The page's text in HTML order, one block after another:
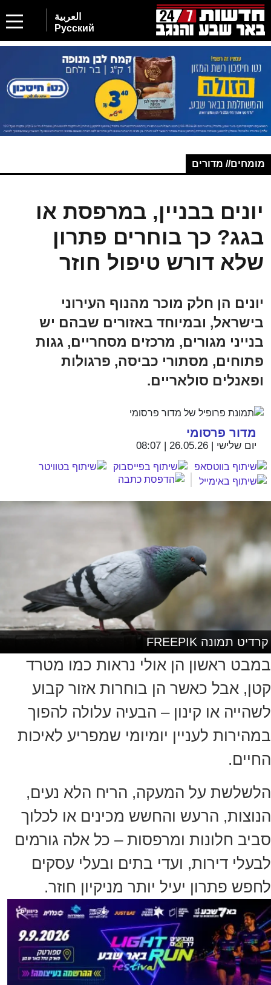
العربية
Русский
מומחים// מדורים
יונים בבניין, במרפסת או
בגג? כך בוחרים פתרון
שלא דורש טיפול חוזר
יונים הן חלק מוכר מהנוף העירוני
בישראל, ובמיוחד באזורים שבהם יש
בנייני מגורים, מרכזים מסחריים, גגות
פתוחים, מסתורי כביסה, פרגולות
ופאנלים סולאריים.
מדור פרסומי
יום שלישי | 26.05.26 | 08:07
קרדיט תמונה FREEPIK
במבט ראשון הן אולי נראות כמו מטרד
קטן, אבל כאשר הן בוחרות אזור קבוע
לשהייה או קינון – הבעיה עלולה להפוך
במהירות לעניין יומיומי שמפריע לאיכות
החיים.
הלשלשת על המעקה, הריח הלא נעים,
הנוצות, הרעש והחשש מכינים או לכלוך
סביב חלונות ומרפסות – כל אלה גורמים
לבעלי דירות, ועדי בתים ובעלי עסקים
לחפש פתרון יעיל יותר מניקיון חוזר.